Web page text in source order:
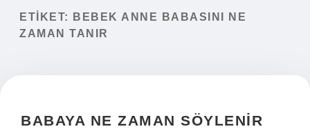
Yasal Uyarı
ETIKET:
BEBEK ANNE BABASINI NE
ZAMAN TANIR
BABAYA NE ZAMAN SÖYLENIR